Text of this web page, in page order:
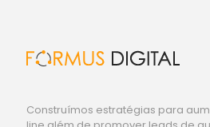
Construímos estratégias para